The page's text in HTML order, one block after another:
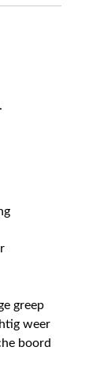
greep
weer
boord